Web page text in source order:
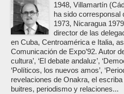
1948, Villamartín
ha sido corresponsal
1973, Nicaragua
director de las
en Cuba, Centroamérica e Italia,
Comunicación de Expo’92. Autor
cultura’, ‘El debate andaluz’,
‘Políticos, los nuevos amos’,
revelaciones de Onakra, el
buitres, periodismo y relaciones...